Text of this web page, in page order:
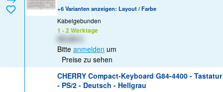
+6 Varianten anzeigen: Layout / Farbe
Kabelgebunden
1 - 2 Werktage
Bitte anmelden um
Preise zu sehen
CHERRY Compact-Keyboard G84-4400 - Tastatur
- PS/2 - Deutsch - Hellgrau